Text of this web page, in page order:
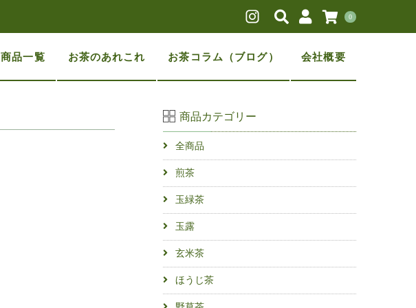
0
商品一覧 お茶のあれこれ お茶コラム（ブログ） 会社概要
商品カテゴリー
全商品
煎茶
玉緑茶
玉露
玄米茶
ほうじ茶